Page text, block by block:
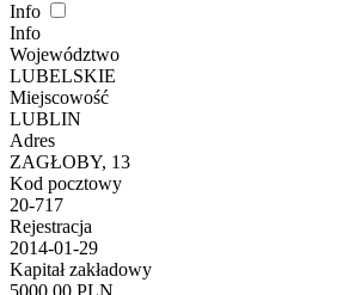
Info
Info
Województwo
LUBELSKIE
Miejscowość
LUBLIN
Adres
ZAGŁOBY, 13
Kod pocztowy
20-717
Rejestracja
2014-01-29
Kapitał zakładowy